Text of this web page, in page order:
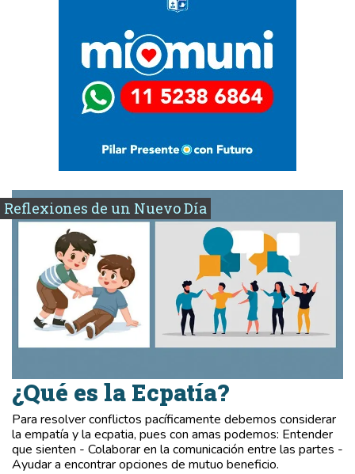
Reflexiones de un Nuevo Día
¿Qué es la Ecpatía?
Para resolver conflictos pacíficamente debemos considerar
la empatía y la ecpatia, pues con amas podemos: Entender
que sienten - Colaborar en la comunicación entre las partes -
Ayudar a encontrar opciones de mutuo beneficio.